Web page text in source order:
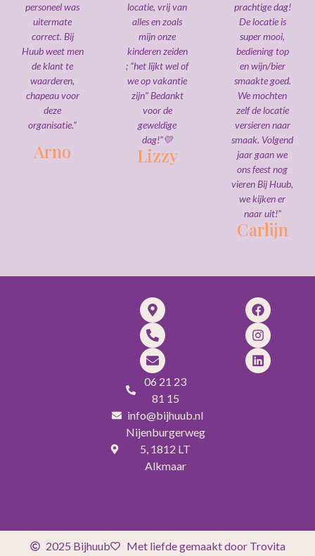
personeel was
uitermate
correct. Bij
Huub weet men
de klant te
waarderen,
chapeau voor
deze
organisatie.”
Arno
locatie, vrij van
alles en zoals
mijn onze
kinderen zeiden
; “het lijkt wel of
we op vakantie
zijn” Bedankt
voor de
geweldige
dag!”💛
Lizzy
prachtige dag!
De locatie is
super mooi,
bediening top
en wijn/bier
smaakte goed.
We mochten
zelf de locatie
versieren naar
smaak. Volgend
jaar gaan we
ons feest nog
vieren Bij Huub,
we kijken er
naar uit!”
Carlijn
06 21 23
81 15
info@bijhuub.nl
Nijenburgerweg
5, 1812 LT
Alkmaar
2025 Bijhuub Met liefde gemaakt door Trovita